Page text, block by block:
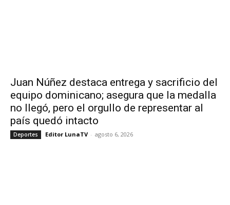
Juan Núñez destaca entrega y sacrificio del
equipo dominicano; asegura que la medalla
no llegó, pero el orgullo de representar al
país quedó intacto
Deportes Editor LunaTV - agosto 6, 2026